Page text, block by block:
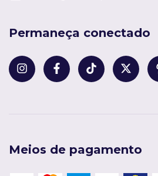
Permaneça conectado
Meios de pagamento